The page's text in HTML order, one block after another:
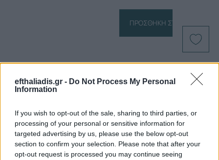
efthaliadis.gr - Do Not Process My Personal
Information
If you wish to opt-out of the sale, sharing to third parties, or
processing of your personal or sensitive information for
targeted advertising by us, please use the below opt-out
section to confirm your selection. Please note that after your
opt-out request is processed you may continue seeing
ΠΡΟΣΘΉΚΗ ΣΤΟ ΚΑΛΆΘΙ
Πληροφορίες
Προϊόντος